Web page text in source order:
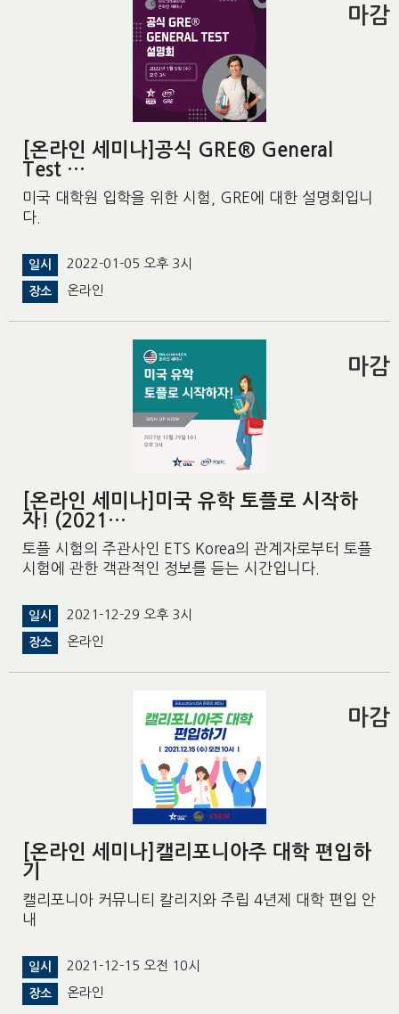
[온라인 세미나]공식 GRE® General
Test …
미국 대학원 입학을 위한 시험, GRE에 대한 설명회입니
다.
일시 2022-01-05 오후 3시
장소 온라인
마감
[온라인 세미나]미국 유학 토플로 시작하
자! (2021…
토플 시험의 주관사인 ETS Korea의 관계자로부터 토플
시험에 관한 객관적인 정보를 듣는 시간입니다.
일시 2021-12-29 오후 3시
장소 온라인
마감
[온라인 세미나]캘리포니아주 대학 편입하
기
캘리포니아 커뮤니티 칼리지와 주립 4년제 대학 편입 안
내
일시 2021-12-15 오전 10시
장소 온라인
마감